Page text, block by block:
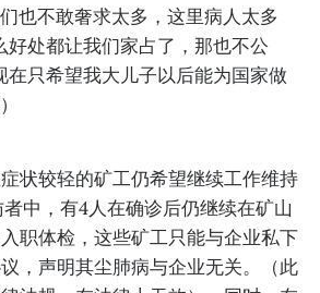
也不敢奢求太多，这里病人太多
好处都让我们家占了，那也不公
在只希望我大儿子以后能为国家做
状较轻的矿工仍希望继续工作维持
中，有4人在确诊后仍继续在矿山
职体检，这些矿工只能与企业私下
，声明其尘肺病与企业无关。（此